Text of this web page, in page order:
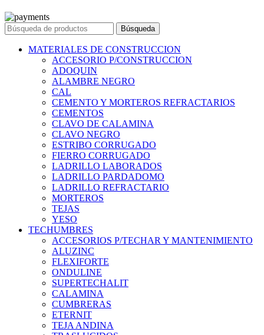
Búsqueda
MATERIALES DE CONSTRUCCION
ACCESORIO P/CONSTRUCCION
ADOQUIN
ALAMBRE NEGRO
CAL
CEMENTO Y MORTEROS REFRACTARIOS
CEMENTOS
CLAVO DE CALAMINA
CLAVO NEGRO
ESTRIBO CORRUGADO
FIERRO CORRUGADO
LADRILLO LABORADOS
LADRILLO PARDADOMO
LADRILLO REFRACTARIO
MORTEROS
TEJAS
YESO
TECHUMBRES
ACCESORIOS P/TECHAR Y MANTENIMIENTO
ALUZINC
FLEXIFORTE
ONDULINE
SUPERTECHALIT
CALAMINA
CUMBRERAS
ETERNIT
TEJA ANDINA